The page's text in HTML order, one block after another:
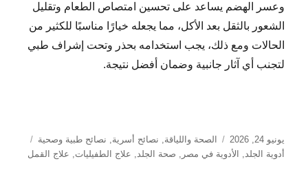
وعسر الهضم يساعد على تحسين امتصاص الطعام وتقليل
الشعور بالثقل بعد الأكل، مما يجعله خيارًا مناسبًا للكثير من
الحالات ومع ذلك، يجب استخدامه بحذر وتحت إشراف طبي
لتجنب أي آثار جانبية وضمان أفضل نتيجة.
نُشرت
في
يونيو 24, 2026 التصنيفات
الصحة واللياقة, نصائح أسرية, نصائح طبية وصحية
أدوية الجلد, الأدوية في مصر , صحة الجلد, علاج الطفيليات, علاج القمل